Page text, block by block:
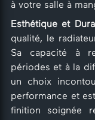
à votre salle à
Esthétique et
qualité, le
Sa capacité à
périodes et à la
un choix
performance et
finition soignée